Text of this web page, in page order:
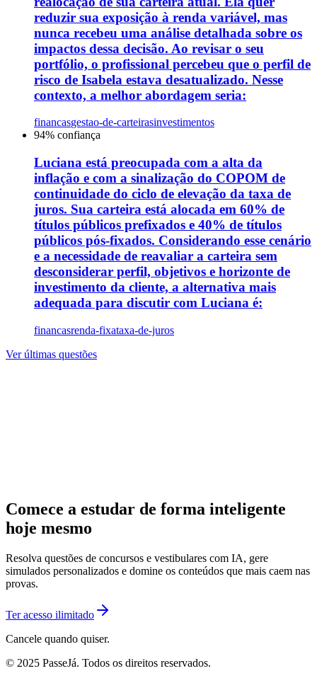
reduzir sua exposição à renda variável, mas
nunca recebeu uma análise detalhada sobre os
impactos dessa decisão. Ao revisar o seu
portfólio, o profissional percebeu que o perfil de
risco de Isabela estava desatualizado. Nesse
contexto, a melhor abordagem seria:
financasgestao-de-carteirasinvestimentos
94% confiança
Luciana está preocupada com a alta da
inflação e com a sinalização do COPOM de
continuidade do ciclo de elevação da taxa de
juros. Sua carteira está alocada em 60% de
títulos públicos prefixados e 40% de títulos
públicos pós-fixados. Considerando esse cenário
e a necessidade de reavaliar a carteira sem
desconsiderar perfil, objetivos e horizonte de
investimento da cliente, a alternativa mais
adequada para discutir com Luciana é:
financasrenda-fixataxa-de-juros
Ver últimas questões
Comece a estudar de forma inteligente
hoje mesmo
Resolva questões de concursos e vestibulares com IA, gere
simulados personalizados e domine os conteúdos que mais caem nas
provas.
Ter acesso ilimitado
Cancele quando quiser.
© 2025 PasseJá. Todos os direitos reservados.